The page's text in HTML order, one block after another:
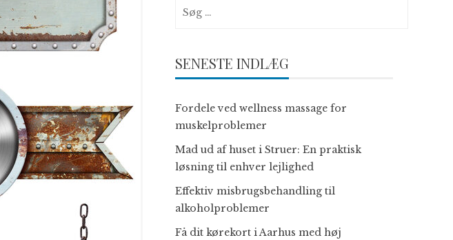
efter:
SENESTE INDLÆG
Fordele ved wellness massage for
muskelproblemer
Mad ud af huset i Struer: En praktisk
løsning til enhver lejlighed
Effektiv misbrugsbehandling til
alkoholproblemer
Få dit kørekort i Aarhus med høj